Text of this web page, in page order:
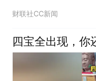
方将进一步反制
财联社CC新闻
四宝全出现，你